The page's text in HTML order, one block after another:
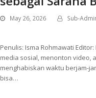
May 26, 2026 Sub-
Penulis: Isma Rohmawati
media sosial, menonton video,
menghabiskan waktu berjam-
bisa…